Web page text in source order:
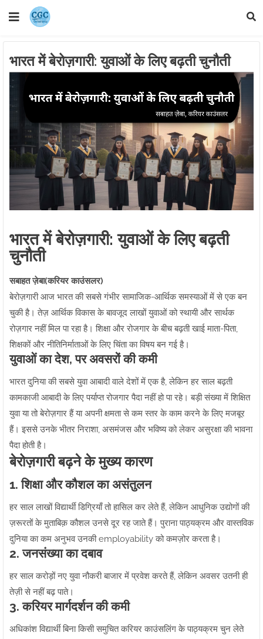
भारत में बेरोज़गारी: युवाओं के लिए बढ़ती चुनौती
भारत में बेरोज़गारी: युवाओं के लिए बढ़ती
चुनौती
सबाहत ज़ेबा(करियर काउंसलर)
बेरोज़गारी आज भारत की सबसे गंभीर सामाजिक-आर्थिक समस्याओं में से एक बन
चुकी है। तेज़ आर्थिक विकास के बावजूद लाखों युवाओं को स्थायी और सार्थक
रोज़गार नहीं मिल पा रहा है। शिक्षा और रोजगार के बीच बढ़ती खाई माता-पिता,
शिक्षकों और नीतिनिर्माताओं के लिए चिंता का विषय बन गई है।
युवाओं का देश, पर अवसरों की कमी
भारत दुनिया की सबसे युवा आबादी वाले देशों में एक है, लेकिन हर साल बढ़ती
कामकाजी आबादी के लिए पर्याप्त रोजगार पैदा नहीं हो पा रहे। बड़ी संख्या में शिक्षित
युवा या तो बेरोज़गार हैं या अपनी क्षमता से कम स्तर के काम करने के लिए मजबूर
हैं। इससे उनके भीतर निराशा, असमंजस और भविष्य को लेकर असुरक्षा की भावना
पैदा होती है।
बेरोज़गारी बढ़ने के मुख्य कारण
1. शिक्षा और कौशल का असंतुलन
हर साल लाखों विद्यार्थी डिग्रियाँ तो हासिल कर लेते हैं, लेकिन आधुनिक उद्योगों की
ज़रूरतों के मुताबिक़ कौशल उनसे दूर रह जाते हैं। पुराना पाठ्यक्रम और वास्तविक
दुनिया का कम अनुभव उनकी employability को कमज़ोर करता है।
2. जनसंख्या का दबाव
हर साल करोड़ों नए युवा नौकरी बाजार में प्रवेश करते हैं, लेकिन अवसर उतनी ही
तेज़ी से नहीं बढ़ पाते।
3. करियर मार्गदर्शन की कमी
अधिकांश विद्यार्थी बिना किसी समुचित करियर काउंसलिंग के पाठ्यक्रम चुन लेते